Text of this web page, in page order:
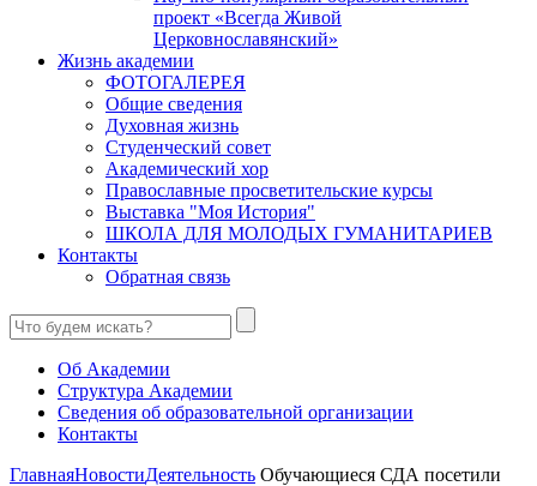
проект «Всегда Живой
Церковнославянский»
Жизнь академии
ФОТОГАЛЕРЕЯ
Общие сведения
Духовная жизнь
Студенческий совет
Академический хор
Православные просветительские курсы
Выставка "Моя История"
ШКОЛА ДЛЯ МОЛОДЫХ ГУМАНИТАРИЕВ
Контакты
Обратная связь
Об Академии
Структура Академии
Сведения об образовательной организации
Контакты
ГлавнаяНовостиДеятельность Обучающиеся СДА посетили